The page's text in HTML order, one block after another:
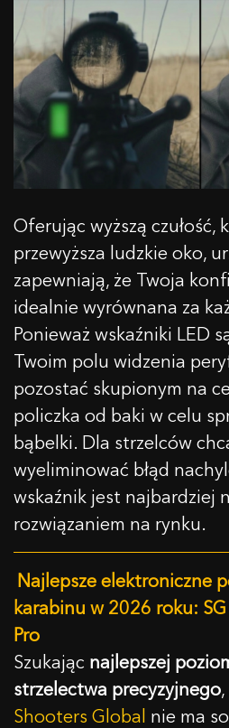
Oferując wyższą czułość,
przewyższa ludzkie oko,
zapewniają, że Twoja
idealnie wyrównana za
Ponieważ wskaźniki LED
Twoim polu widzenia
pozostać skupionym na
policzka od baki w celu
bąbelki. Dla strzelców
wyeliminować błąd
wskaźnik jest najbardziej
rozwiązaniem na rynku.
Najlepsze elektroniczne
karabinu w 2026 roku: SG
Pro
Szukając najlepszej
strzelectwa precyzyjnego
Shooters Global nie ma